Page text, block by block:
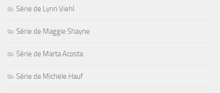
Série de Lynn Viehl
Série de Maggie Shayne
Série de Marta Acosta
Série de Michele Hauf